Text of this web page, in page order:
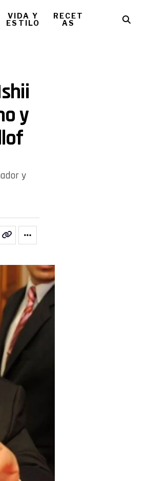
VIDA Y
ESTILO
RECET
AS
y
y